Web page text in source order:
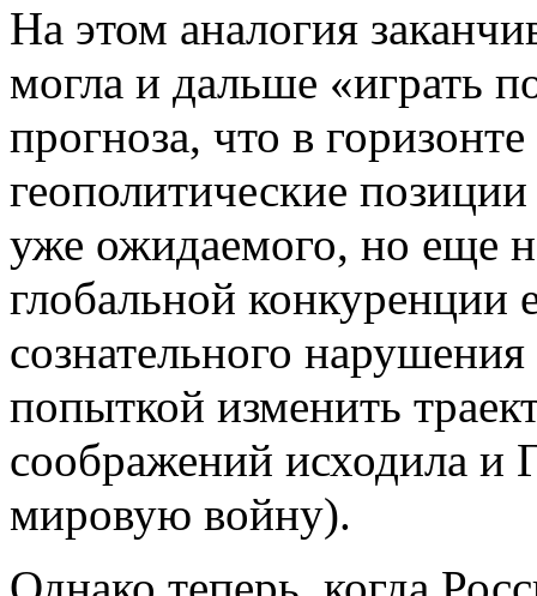
На этом аналогия
могла и дальше «играть
прогноза, что в
геополитические
уже ожидаемого, но еще
глобальной конкуренции
сознательного
попыткой изменить
соображений исходила и
мировую войну).